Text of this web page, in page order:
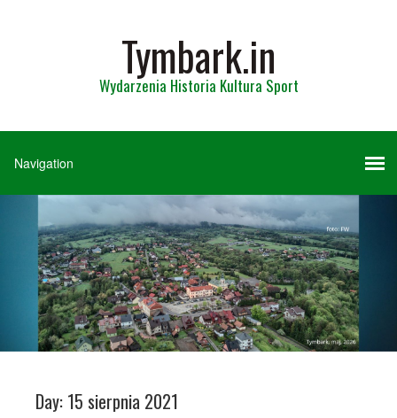
Tymbark.in
Wydarzenia Historia Kultura Sport
Day: 15 sierpnia 2021